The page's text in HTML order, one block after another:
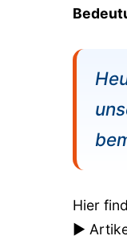
Hier
►